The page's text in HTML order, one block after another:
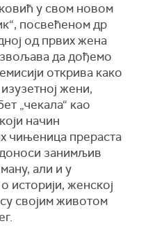
у свом новом
посвећеном др
од првих жена
да дођемо
открива како
изузетној жени,
„чекала“ као
начин
чињеница прераста
занимљив
али и у
женској
својим животом